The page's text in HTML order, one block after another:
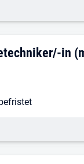
in / in